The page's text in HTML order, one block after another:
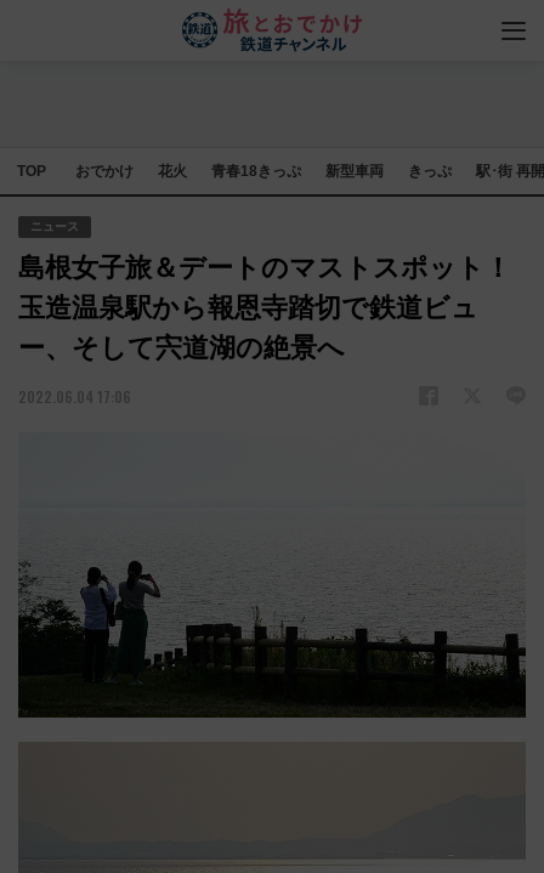
TOP おでかけ 花火 青春18きっぷ 新型車両 きっぷ 駅･街 再
ニュース
島根女子旅＆デートのマストスポット！
玉造温泉駅から報恩寺踏切で鉄道ビュ
ー、そして宍道湖の絶景へ
2022.06.04 17:06